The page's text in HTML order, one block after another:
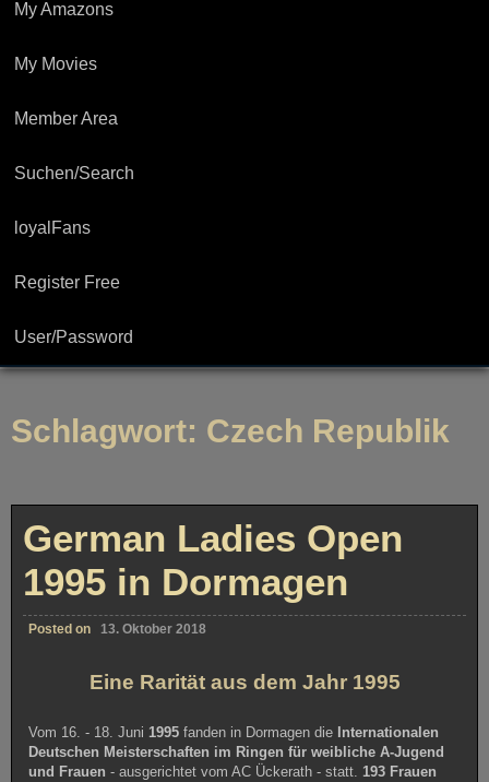
My Amazons
My Movies
Member Area
Suchen/Search
loyalFans
Register Free
User/Password
Schlagwort: Czech Republik
German Ladies Open
1995 in Dormagen
Posted on 13. Oktober 2018
Eine Rarität aus dem Jahr 1995
Vom 16. - 18. Juni1995 fanden in Dormagen die Internationalen
Deutschen Meisterschaften im Ringen für weibliche A-Jugend
und Frauen - ausgerichtet vom AC Ückerath - statt.193 Frauen